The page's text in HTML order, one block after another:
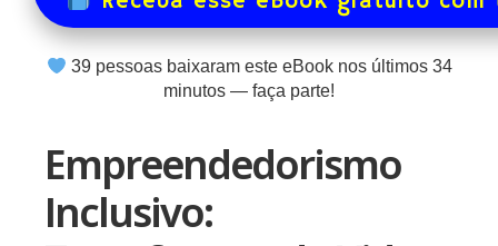
39pessoas baixaram este eBook nos últimos 34
minutos — faça parte!
Empreendedorismo
Inclusivo: